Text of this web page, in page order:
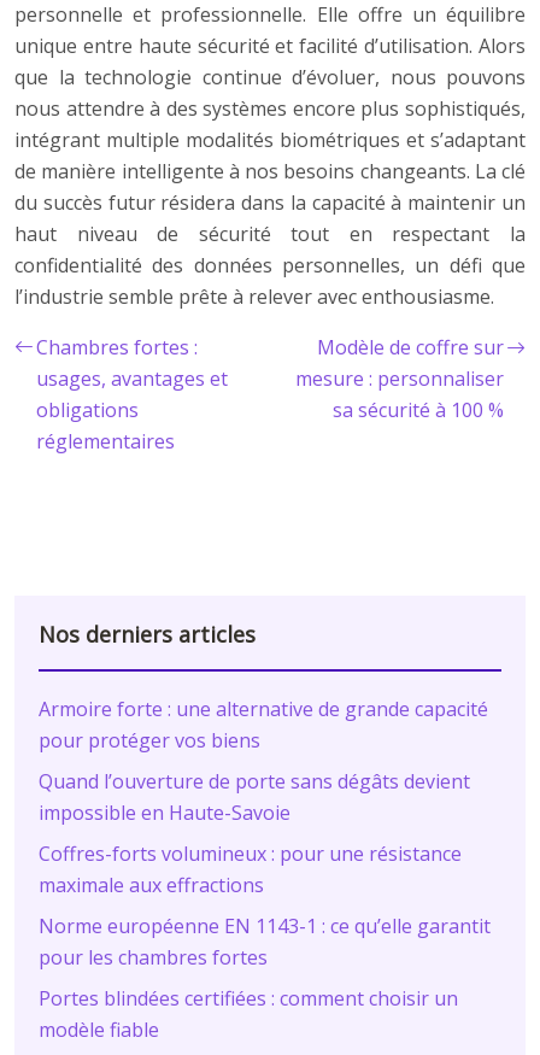
personnelle et professionnelle. Elle offre un équilibre
unique entre haute sécurité et facilité d’utilisation. Alors
que la technologie continue d’évoluer, nous pouvons
nous attendre à des systèmes encore plus sophistiqués,
intégrant multiple modalités biométriques et s’adaptant
de manière intelligente à nos besoins changeants. La clé
du succès futur résidera dans la capacité à maintenir un
haut niveau de sécurité tout en respectant la
confidentialité des données personnelles, un défi que
l’industrie semble prête à relever avec enthousiasme.
Chambres fortes :
usages, avantages et
obligations
réglementaires
Modèle de coffre sur
mesure : personnaliser
sa sécurité à 100 %
Nos derniers articles
Armoire forte : une alternative de grande capacité
pour protéger vos biens
Quand l’ouverture de porte sans dégâts devient
impossible en Haute-Savoie
Coffres-forts volumineux : pour une résistance
maximale aux effractions
Norme européenne EN 1143-1 : ce qu’elle garantit
pour les chambres fortes
Portes blindées certifiées : comment choisir un
modèle fiable